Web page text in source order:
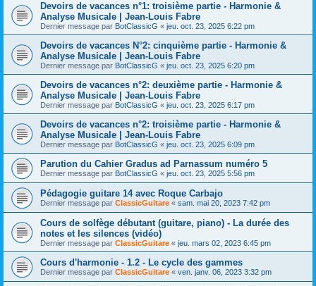
Devoirs de vacances n°1: troisième partie - Harmonie &
Analyse Musicale | Jean-Louis Fabre
Dernier message par BotClassicG « jeu. oct. 23, 2025 6:22 pm
Devoirs de vacances N°2: cinquième partie - Harmonie &
Analyse Musicale | Jean-Louis Fabre
Dernier message par BotClassicG « jeu. oct. 23, 2025 6:20 pm
Devoirs de vacances n°2: deuxième partie - Harmonie &
Analyse Musicale | Jean-Louis Fabre
Dernier message par BotClassicG « jeu. oct. 23, 2025 6:17 pm
Devoirs de vacances n°2: troisième partie - Harmonie &
Analyse Musicale | Jean-Louis Fabre
Dernier message par BotClassicG « jeu. oct. 23, 2025 6:09 pm
Parution du Cahier Gradus ad Parnassum numéro 5
Dernier message par BotClassicG « jeu. oct. 23, 2025 5:56 pm
Pédagogie guitare 14 avec Roque Carbajo
Dernier message par ClassicGuitare « sam. mai 20, 2023 7:42 pm
Cours de solfège débutant (guitare, piano) - La durée des
notes et les silences (vidéo)
Dernier message par ClassicGuitare « jeu. mars 02, 2023 6:45 pm
Cours d'harmonie - 1.2 - Le cycle des gammes
Dernier message par ClassicGuitare « ven. janv. 06, 2023 3:32 pm